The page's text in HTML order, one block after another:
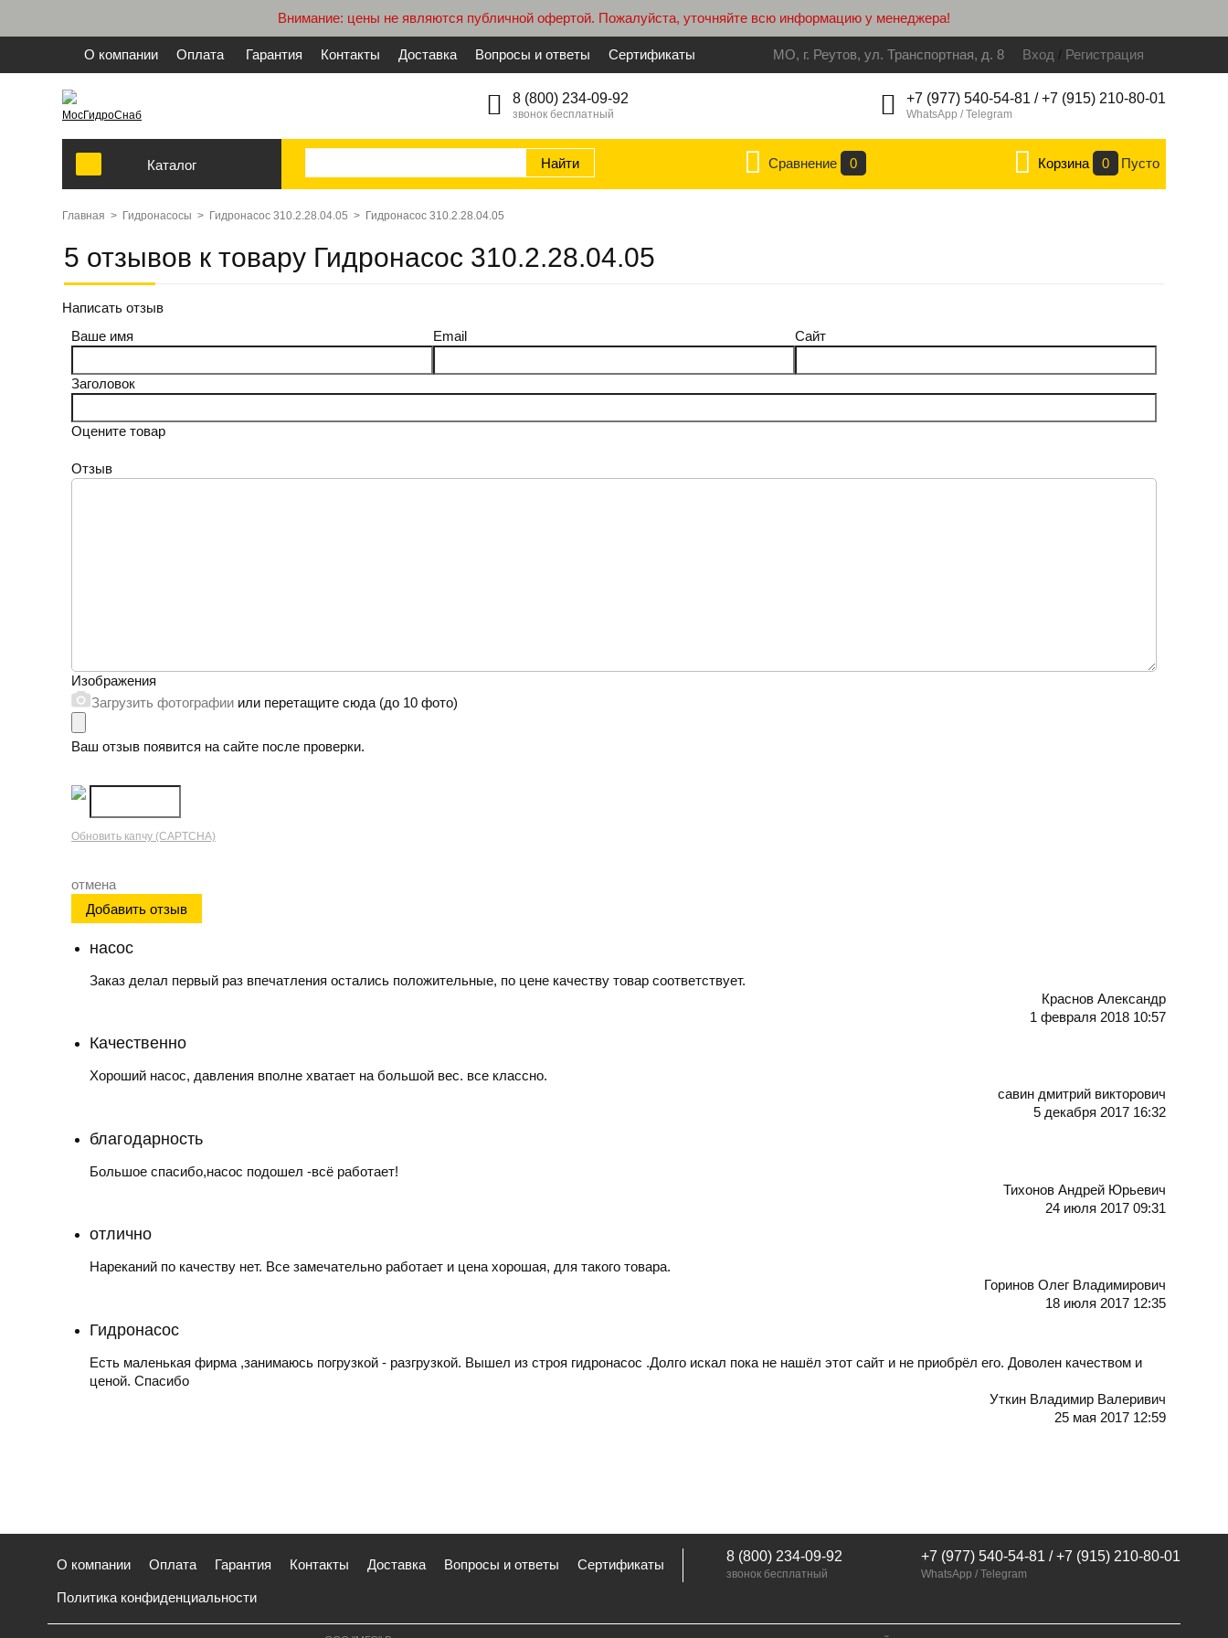
Внимание: цены не являются публичной офертой. Пожалуйста, уточняйте всю информацию у менеджера!
О компании Оплата Гарантия Контакты Доставка Вопросы и ответы Сертификаты МО, г. Реутов, ул. Транспортная, д. 8 Вход / Регистрация
МосГидроСнаб
8 (800) 234-09-92
звонок бесплатный
+7 (977) 540-54-81 / +7 (915) 210-80-01
WhatsApp / Telegram
Каталог Сравнение 0 Корзина 0 Пусто
Главная > Гидронасосы > Гидронасос 310.2.28.04.05 > Гидронасос 310.2.28.04.05
5 отзывов к товару Гидронасос 310.2.28.04.05
Написать отзыв
Ваше имя
Email Сайт
Заголовок
Оцените товар
Отзыв
Изображения
Загрузить фотографии или перетащите сюда (до 10 фото)
Ваш отзыв появится на сайте после проверки.
Обновить капчу (CAPTCHA)
отмена
насос
Заказ делал первый раз впечатления остались положительные, по цене качеству товар соответствует.
Краснов Александр
1 февраля 2018 10:57
Качественно
Хороший насос, давления вполне хватает на большой вес. все классно.
савин дмитрий викторович
5 декабря 2017 16:32
благодарность
Большое спасибо,насос подошел -всё работает!
Тихонов Андрей Юрьевич
24 июля 2017 09:31
отлично
Нареканий по качеству нет. Все замечательно работает и цена хорошая, для такого товара.
Горинов Олег Владимирович
18 июля 2017 12:35
Гидронасос
Есть маленькая фирма ,занимаюсь погрузкой - разгрузкой. Вышел из строя гидронасос .Долго искал пока не нашёл этот сайт и не приобрёл его. Доволен качеством и
ценой. Спасибо
Уткин Владимир Валеривич
25 мая 2017 12:59
О компании Оплата Гарантия Контакты Доставка Вопросы и ответы Сертификаты
Политика конфиденциальности
8 (800) 234-09-92
звонок бесплатный
+7 (977) 540-54-81 / +7 (915) 210-80-01
WhatsApp / Telegram